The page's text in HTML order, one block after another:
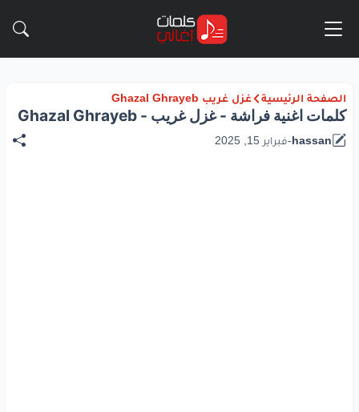
الصفحة الرئيسية غزل غريب Ghazal Ghrayeb
كلمات اغنية فراشة - غزل غريب - Ghazal Ghrayeb
hassan
-فبراير 15, 2025